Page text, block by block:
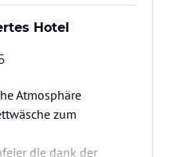
Hotel
Atmosphäre
zum
die dank der